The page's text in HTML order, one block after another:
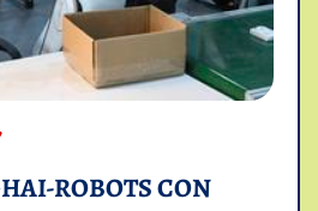
ROBOTS CON